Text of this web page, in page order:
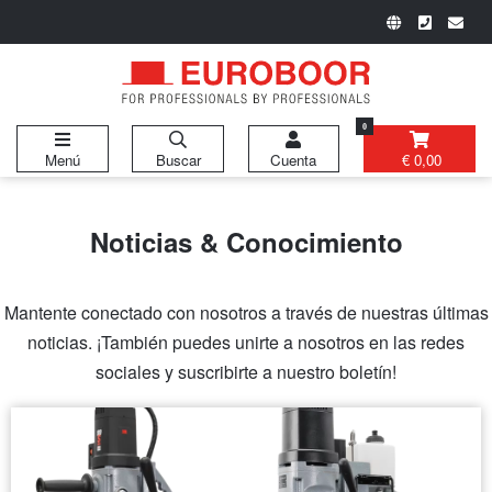
Menú Buscar Cuenta
0
€ 0,00
Noticias & Conocimiento
Mantente conectado con nosotros a través de nuestras últimas
noticias. ¡También puedes unirte a nosotros en las redes
sociales y suscribirte a nuestro boletín!